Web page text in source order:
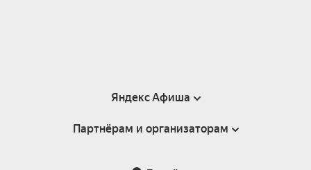
Яндекс Афиша
Справка
Партнёрам и организаторам